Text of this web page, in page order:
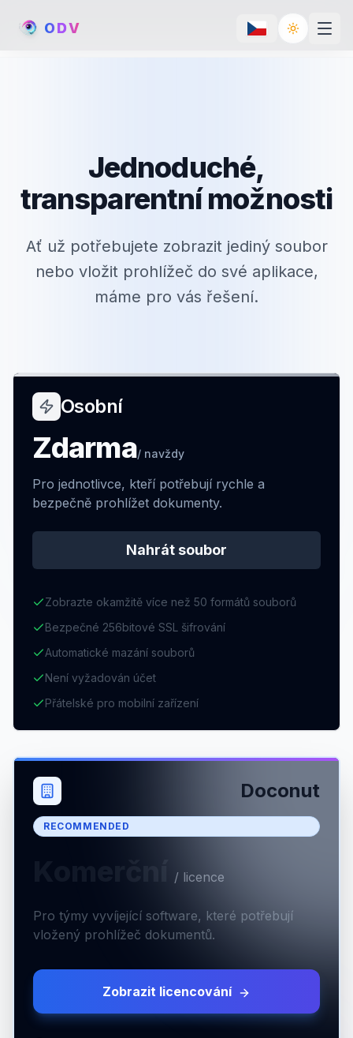
ODV Toggle
Jednoduché,
transparentní možnosti
Ať už potřebujete zobrazit jediný soubor
nebo vložit prohlížeč do své aplikace,
máme pro vás řešení.
Osobní
Zdarma/ navždy
Pro jednotlivce, kteří potřebují rychle a
bezpečně prohlížet dokumenty.
Nahrát soubor
Zobrazte okamžitě více než 50 formátů souborů
Bezpečné 256bitové SSL šifrování
Automatické mazání souborů
Není vyžadován účet
Přátelské pro mobilní zařízení
Doconut
RECOMMENDED
/ licence
Pro týmy vyvíjející software, které potřebují
vložený prohlížeč dokumentů.
Zobrazit licencování